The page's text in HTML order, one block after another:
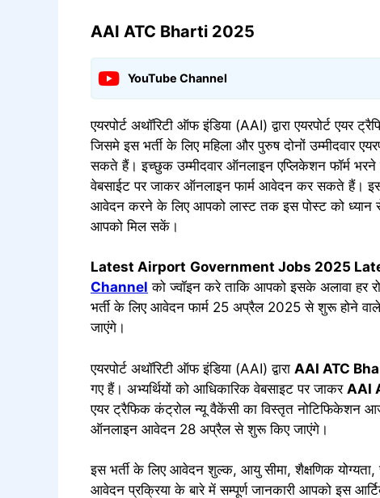
AAI ATC Bharti 2025
YouTube Channel
एयरपोर्ट अथॉरिटी ऑफ इंडिया (AAI) द्वारा एयरपोर्ट
जिसमे इस भर्ती के लिए महिला और पुरुष दोनों उम्मीदवार
सकते हैं। इच्छुक उम्मीदवार ऑनलाइन एप्लिकेशन फॉर्म भरने
वेबसाईट पर जाकर ऑनलाइन फार्म आवेदन कर सकते हैं।
आवेदन करने के लिए आपको लास्ट तक इस पोस्ट को ध्यान से
आपको मिल सकें।
Latest Airport Government Jobs 2025
Channel को ज्वॉइन करे ताकि आपको इसके अलावा हर
भर्ती के लिए आवेदन फार्म 25 अप्रैल 2025 से शुरू होने
जाएंगे।
एयरपोर्ट अथॉरिटी ऑफ इंडिया (AAI) द्वारा AAI ATC
गए हैं। अभ्यर्थियों को आधिकारिक वेबसाइट पर जाकर AAI
एयर ट्रैफिक कंट्रोल न्यू वैकेंसी का विस्तृत नोटिफिकेशन
ऑनलाइन आवेदन 28 अप्रैल से शुरू किए जाएंगे।
इस भर्ती के लिए आवेदन शुल्क, आयु सीमा, शैक्षणिक
आवेदन प्रक्रिया के बारे में सम्पूर्ण जानकारी आपको इस